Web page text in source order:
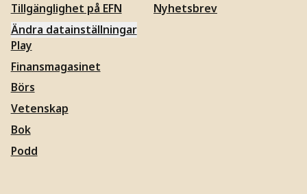
Tillgänglighet på EFN
Ändra datainställningar
Nyhetsbrev
Play
Finansmagasinet
Börs
Vetenskap
Bok
Podd